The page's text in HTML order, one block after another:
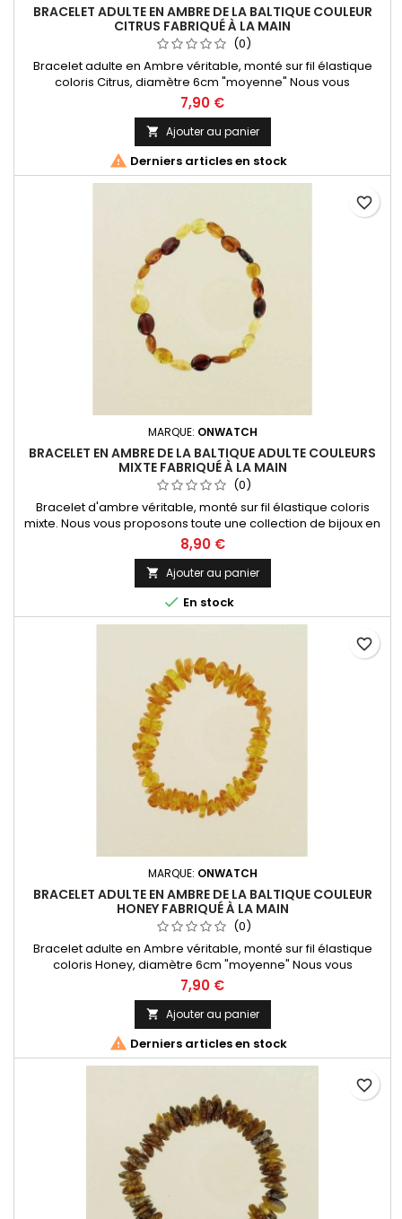
BRACELET ADULTE EN AMBRE DE LA BALTIQUE COULEUR
CITRUS FABRIQUÉ À LA MAIN
(0)
Bracelet adulte en Ambre véritable, monté sur fil élastique
coloris Citrus, diamètre 6cm "moyenne" Nous vous
proposons toute une collection de bijoux en ambre
provenant de la mer Baltique, l'Ambre le plus réputé au
monde !
7,90 €
 Ajouter au panier
 Derniers articles en stock
MARQUE: ONWATCH
BRACELET EN AMBRE DE LA BALTIQUE ADULTE COULEURS
MIXTE FABRIQUÉ À LA MAIN
(0)
Bracelet d'ambre véritable, monté sur fil élastique coloris
mixte. Nous vous proposons toute une collection de bijoux en
ambre provenants de la mer Baltique, l'ambre le plus réputé
au monde !
8,90 €
 Ajouter au panier
 En stock
favorite_border
MARQUE: ONWATCH
BRACELET ADULTE EN AMBRE DE LA BALTIQUE COULEUR
HONEY FABRIQUÉ À LA MAIN
(0)
Bracelet adulte en Ambre véritable, monté sur fil élastique
coloris Honey, diamètre 6cm "moyenne" Nous vous
proposons toute une collection de bijoux en Ambre
provenant de la mer Baltique, l'Ambre le plus réputé au
monde !
7,90 €
 Ajouter au panier
 Derniers articles en stock
favorite_border
favorite_border